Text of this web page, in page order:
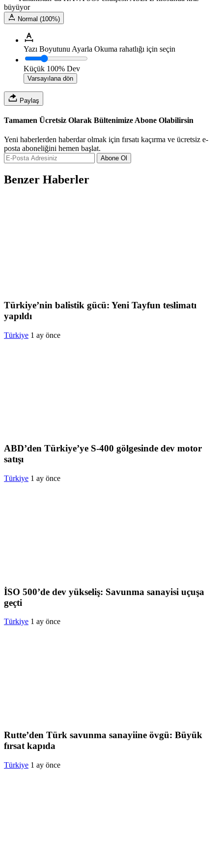
büyüyor
Normal (100%)
Yazı Boyutunu Ayarla Okuma rahatlığı için seçin
Küçük 100% Dev
Varsayılana dön
Paylaş
Tamamen Ücretsiz Olarak Bültenimize Abone Olabilirsin
Yeni haberlerden haberdar olmak için fırsatı kaçırma ve ücretsiz e-
posta aboneliğini hemen başlat.
Abone Ol
Benzer Haberler
Türkiye’nin balistik gücü: Yeni Tayfun teslimatı
yapıldı
Türkiye 1 ay önce
ABD’den Türkiye’ye S-400 gölgesinde dev motor
satışı
Türkiye 1 ay önce
İSO 500’de dev yükseliş: Savunma sanayisi uçuşa
geçti
Türkiye 1 ay önce
Rutte’den Türk savunma sanayiine övgü: Büyük
fırsat kapıda
Türkiye 1 ay önce